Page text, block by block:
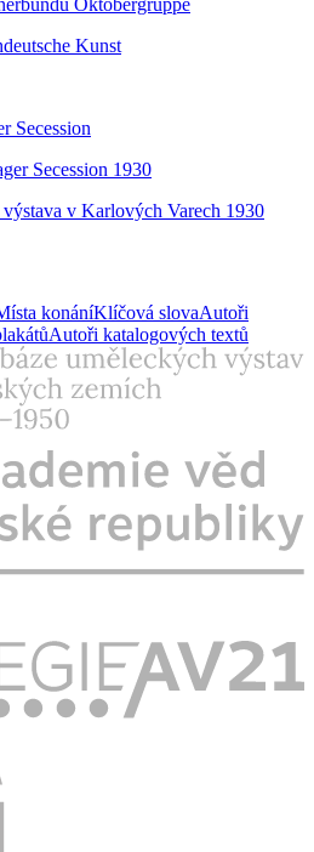
Kunst
Secession
Secession 1930
v Karlových Varech 1930
konáníKlíčová slovaAutoři
Autoři katalogových textů